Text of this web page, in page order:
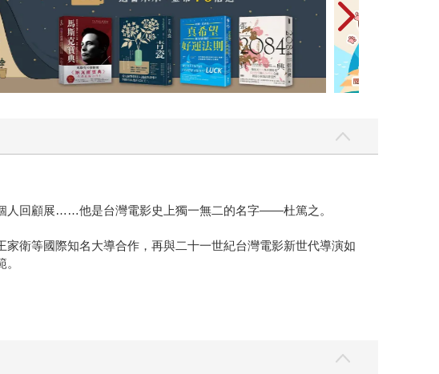
人回顧展……他是台灣電影史上獨一無二的名字——杜篤之。
衛等國際知名大導合作，再與二十一世紀台灣電影新世代導演如